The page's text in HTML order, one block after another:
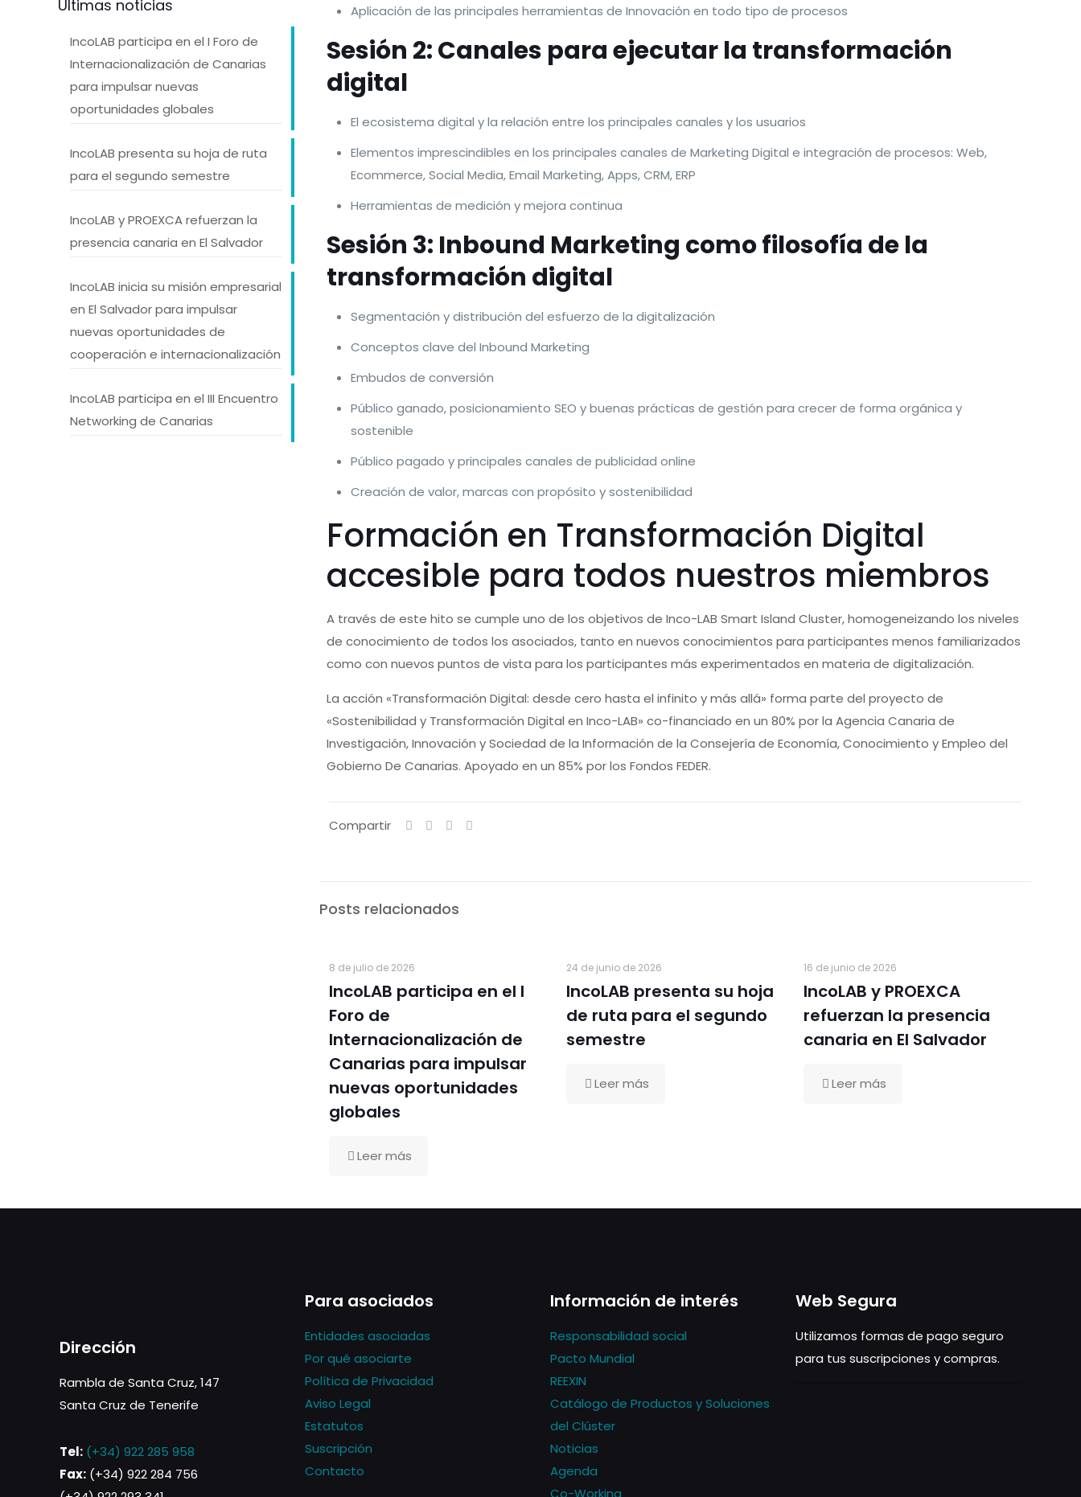
Aplicación de las principales herramientas de Innovación en todo tipo de procesos
Sesión 2: Canales para ejecutar la transformación
digital
El ecosistema digital y la relación entre los principales canales y los usuarios
Elementos imprescindibles en los principales canales de Marketing Digital e integración de procesos: Web,
Ecommerce, Social Media, Email Marketing, Apps, CRM, ERP
Herramientas de medición y mejora continua
Sesión 3: Inbound Marketing como filosofía de la
transformación digital
Segmentación y distribución del esfuerzo de la digitalización
Conceptos clave del Inbound Marketing
Embudos de conversión
Público ganado, posicionamiento SEO y buenas prácticas de gestión para crecer de forma orgánica y
sostenible
Público pagado y principales canales de publicidad online
Creación de valor, marcas con propósito y sostenibilidad
Formación en Transformación Digital
accesible para todos nuestros miembros
A través de este hito se cumple uno de los objetivos de Inco-LAB Smart Island Cluster, homogeneizando los niveles
de conocimiento de todos los asociados, tanto en nuevos conocimientos para participantes menos familiarizados
como con nuevos puntos de vista para los participantes más experimentados en materia de digitalización.
La acción «Transformación Digital: desde cero hasta el infinito y más allá» forma parte del proyecto de
«Sostenibilidad y Transformación Digital en Inco-LAB» co-financiado en un 80% por la Agencia Canaria de
Investigación, Innovación y Sociedad de la Información de la Consejería de Economía, Conocimiento y Empleo del
Gobierno De Canarias. Apoyado en un 85% por los Fondos FEDER.
Compartir
Posts relacionados
8 de julio de 2026
IncoLAB participa en el I
Foro de
Internacionalización de
Canarias para impulsar
nuevas oportunidades
globales
Leer más
24 de junio de 2026
IncoLAB presenta su hoja
de ruta para el segundo
semestre
Leer más
16 de junio de 2026
IncoLAB y PROEXCA
refuerzan la presencia
canaria en El Salvador
Leer más
Últimas noticias
IncoLAB participa en el I Foro de
Internacionalización de Canarias
para impulsar nuevas
oportunidades globales
IncoLAB presenta su hoja de ruta
para el segundo semestre
IncoLAB y PROEXCA refuerzan la
presencia canaria en El Salvador
IncoLAB inicia su misión empresarial
en El Salvador para impulsar
nuevas oportunidades de
cooperación e internacionalización
IncoLAB participa en el III Encuentro
Networking de Canarias
Dirección
Rambla de Santa Cruz, 147
Santa Cruz de Tenerife
Tel: (+34) 922 285 958
Fax: (+34) 922 284 756
Para asociados
Entidades asociadas
Por qué asociarte
Política de Privacidad
Aviso Legal
Estatutos
Suscripción
Contacto
Información de interés
Responsabilidad social
Pacto Mundial
REEXIN
Catálogo de Productos y Soluciones
del Clúster
Noticias
Agenda
Co-Working
Web Segura
Utilizamos formas de pago seguro
para tus suscripciones y compras.